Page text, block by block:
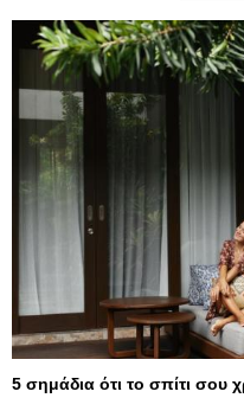
5 σημάδια ότι το σπίτι σου